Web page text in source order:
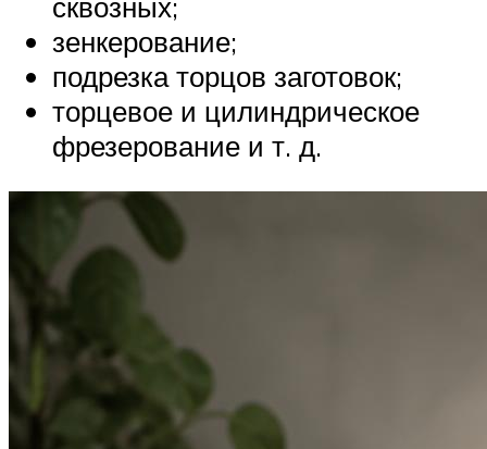
зенкерование;
подрезка торцов заготовок;
торцевое и цилиндрическое
фрезерование и т. д.